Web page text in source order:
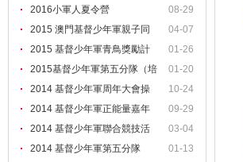
08-29
2016小軍人夏令營
04-07
2015 澳門基督少年軍親子同
01-26
2015 基督少年軍青鳥獎勵計
01-20
2015基督少年軍第五分隊（培
正
10-24
2014 基督少年軍周年大會操
09-29
2014 基督少年軍正能量嘉年
03-04
2014 基督少年軍聯合競技活
01-13
2014 基督少年軍第五分隊